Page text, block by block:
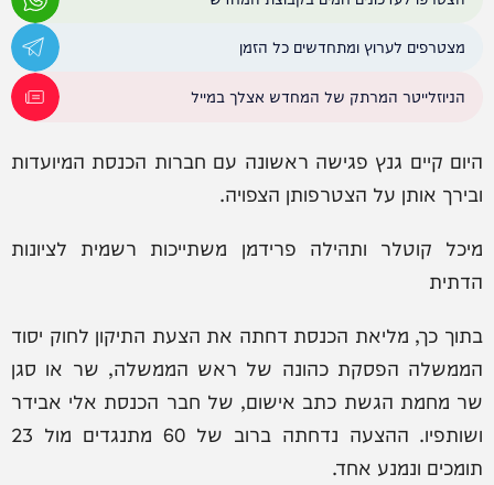
מצטרפים לערוץ ומתחדשים כל הזמן
הניוזלייטר המרתק של המחדש אצלך במייל
היום קיים גנץ פגישה ראשונה עם חברות הכנסת המיועדות
ובירך אותן על הצטרפותן הצפויה.
מיכל קוטלר ותהילה פרידמן משתייכות רשמית לציונות
הדתית
בתוך כך, מליאת הכנסת דחתה את הצעת התיקון לחוק יסוד
הממשלה הפסקת כהונה של ראש הממשלה, שר או סגן
שר מחמת הגשת כתב אישום, של חבר הכנסת אלי אבידר
ושותפיו. ההצעה נדחתה ברוב של 60 מתנגדים מול 23
תומכים ונמנע אחד.